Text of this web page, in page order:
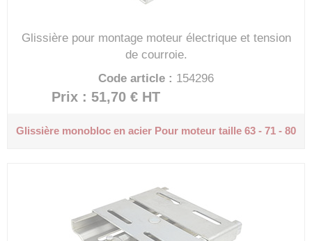
Glissière pour montage moteur électrique et tension
de courroie.
Code article : 154296
Prix : 51,70 € HT
Glissière monobloc en acier Pour moteur taille 63 - 71 - 80